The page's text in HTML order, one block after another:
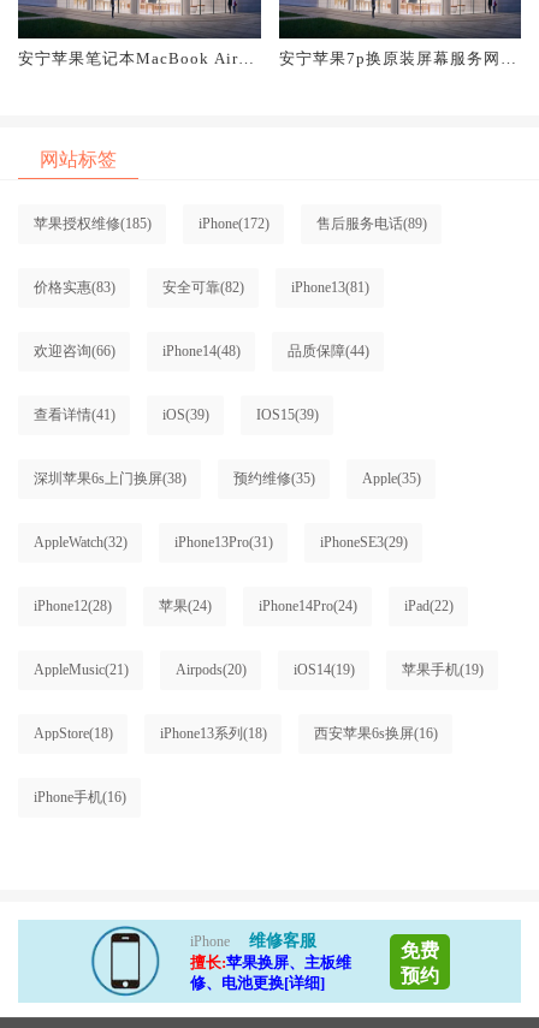
安宁苹果笔记本MacBook Air换
安宁苹果7p换原装屏幕服务网点
网站标签
苹果授权维修(185) iPhone(172) 售后服务电话(89)
价格实惠(83) 安全可靠(82) iPhone13(81)
欢迎咨询(66) iPhone14(48) 品质保障(44)
查看详情(41) iOS(39) IOS15(39)
深圳苹果6s上门换屏(38) 预约维修(35) Apple(35)
AppleWatch(32) iPhone13Pro(31) iPhoneSE3(29)
iPhone12(28) 苹果(24) iPhone14Pro(24) iPad(22)
AppleMusic(21) Airpods(20) iOS14(19) 苹果手机(19)
AppStore(18) iPhone13系列 (18) 西安苹果6s换屏(16)
iPhone手机(16)
iPhone
维修客服
擅长:苹果换屏、主板维
修、电池更换[详细]
免费
预约